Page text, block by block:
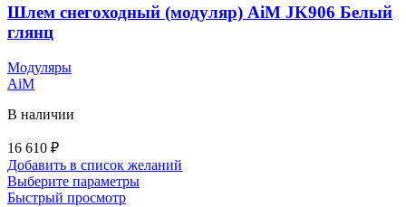
странице
товара.
Шлем снегоходный (модуляр) AiM JK906 Белый
глянц
Модуляры
AiM
В наличии
16 610 ₽
Добавить в список желаний
Выберите параметрыЭтот
Быстрый просмотр